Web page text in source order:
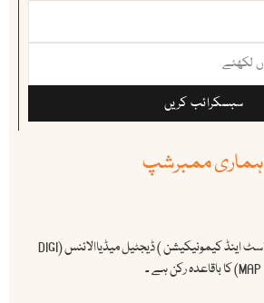
سبسکرائب کریں
ہماری ممبرشپ
آئی بی سی ( انڈس براڈ کاسٹ اینڈ کیمونیکیشن ) ڈیجٹیل میڈیاالائنس (DIGI
MAP) کا باقاعدہ رکن ہے ۔